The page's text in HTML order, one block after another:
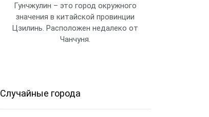
Гунчжулин – это город окружного
значения в китайской провинции
Цзилинь. Расположен недалеко от
Чанчуня.
Случайные города